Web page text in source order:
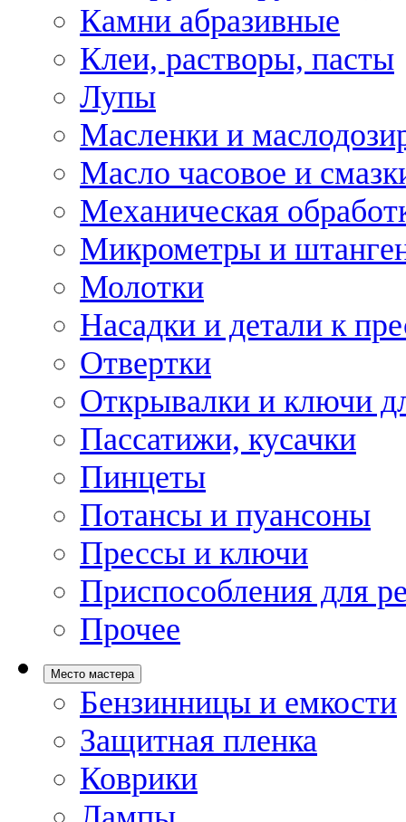
Камни абразивные
Клеи, растворы, пасты
Лупы
Масленки и
Масло часовое и
Механическая
Микрометры и
Молотки
Насадки и детали к
Отвертки
Открывалки и ключи
Пассатижи, кусачки
Пинцеты
Потансы и пуансоны
Прессы и ключи
Приспособления для
Прочее
Место мастера
Бензинницы и емкости
Защитная пленка
Коврики